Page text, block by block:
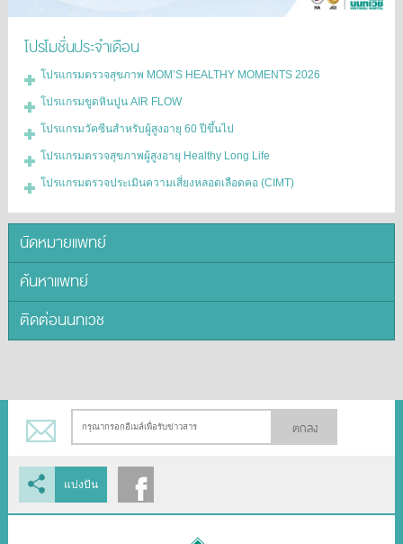
โปรโมชั่นประจำเดือน
โปรแกรมตรวจสุขภาพ MOM’S HEALTHY MOMENTS 2026
โปรแกรมขูดหินปูน AIR FLOW
โปรแกรมวัคซีนสำหรับผู้สูงอายุ 60 ปีขึ้นไป
โปรแกรมตรวจสุขภาพผู้สูงอายุ Healthy Long Life
โปรแกรมตรวจประเมินความเสี่ยงหลอดเลือดคอ (CIMT)
นัดหมายแพทย์
ค้นหาแพทย์
ติดต่อนนทเวช
ตกลง
แบ่งปัน